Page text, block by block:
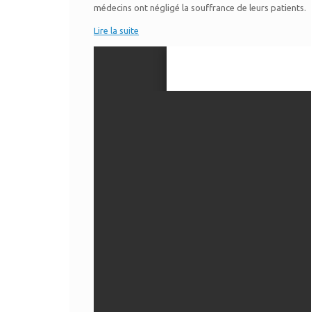
médecins ont négligé la souffrance de leurs patients.
Lire la suite